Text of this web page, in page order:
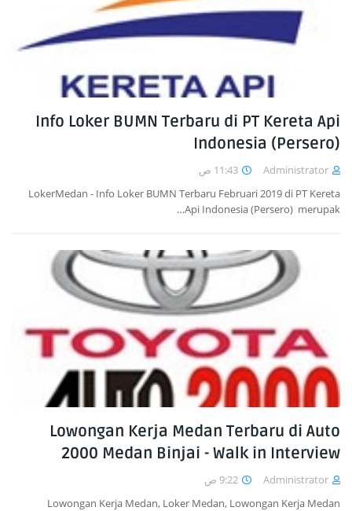
Info Loker BUMN Terbaru di PT Kereta Api
Indonesia (Persero)
Administrator
11:43 ص
LokerMedan - Info Loker BUMN Terbaru Februari 2019 di PT Kereta
Api Indonesia (Persero) merupak…
Lowongan Kerja Medan Terbaru di Auto
2000 Medan Binjai - Walk in Interview
Administrator
9:22 ص
Lowongan Kerja Medan, Loker Medan, Lowongan Kerja Medan